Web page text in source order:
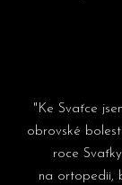
"Ke Svaťce
obrovské
roce
na ortopedii,